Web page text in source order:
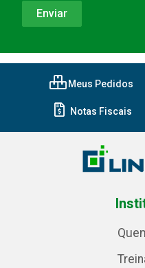
Meus Pedidos
Notas Fiscais